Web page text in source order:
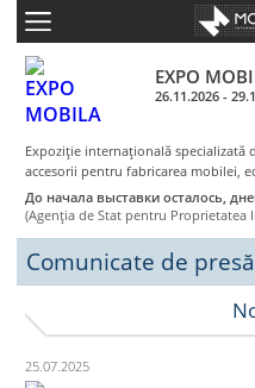
EXPO
26.11.2026 -
Expoziţie internaţională specializată
accesorii pentru fabricarea mobilei,
До начала выставки осталось,
(Agenţia de Stat pentru Proprietatea
Comunicate de presă
25.07.2025